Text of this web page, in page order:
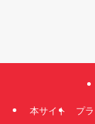
本サイト プ